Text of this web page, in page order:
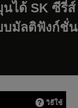
วิธีใช้
ได้ SK ซีรี่ส์
มัลติฟังก์ชั่น